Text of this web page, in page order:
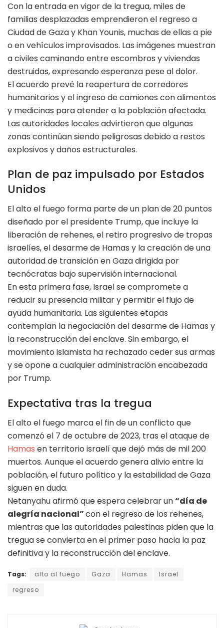
Con la entrada en vigor de la tregua, miles de
familias desplazadas emprendieron el regreso a
Ciudad de Gaza y Khan Younis, muchas de ellas a pie
o en vehículos improvisados. Las imágenes muestran
a civiles caminando entre escombros y viviendas
destruidas, expresando esperanza pese al dolor.
El acuerdo prevé la reapertura de corredores
humanitarios y el ingreso de camiones con alimentos
y medicinas para atender a la población afectada.
Las autoridades locales advirtieron que algunas
zonas continúan siendo peligrosas debido a restos
explosivos y daños estructurales.
Plan de paz impulsado por Estados
Unidos
El alto el fuego forma parte de un plan de 20 puntos
diseñado por el presidente Trump, que incluye la
liberación de rehenes, el retiro progresivo de tropas
israelíes, el desarme de Hamas y la creación de una
autoridad de transición en Gaza dirigida por
tecnócratas bajo supervisión internacional.
En esta primera fase, Israel se compromete a
reducir su presencia militar y permitir el flujo de
ayuda humanitaria. Las siguientes etapas
contemplan la negociación del desarme de Hamas y
la reconstrucción del enclave. Sin embargo, el
movimiento islamista ha rechazado ceder sus armas
y se opone a cualquier administración encabezada
por Trump.
Expectativa tras la tregua
El alto el fuego marca el fin de un conflicto que
comenzó el 7 de octubre de 2023, tras el ataque de
Hamas en territorio israelí que dejó más de mil 200
muertos. Aunque el acuerdo genera alivio entre la
población, el futuro político y la estabilidad de Gaza
siguen en duda.
Netanyahu afirmó que espera celebrar un“día de
alegría nacional”con el regreso de los rehenes,
mientras que las autoridades palestinas piden que la
tregua se convierta en el primer paso hacia la paz
definitiva y la reconstrucción del enclave.
Tags: alto al fuego Gaza Hamas
Israel
regreso